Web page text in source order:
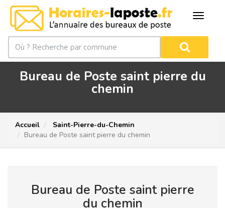
Bureau de Poste saint pierre du
chemin
Accueil
Saint-Pierre-du-Chemin
Bureau de Poste saint pierre du chemin
Bureau de Poste saint pierre
du chemin